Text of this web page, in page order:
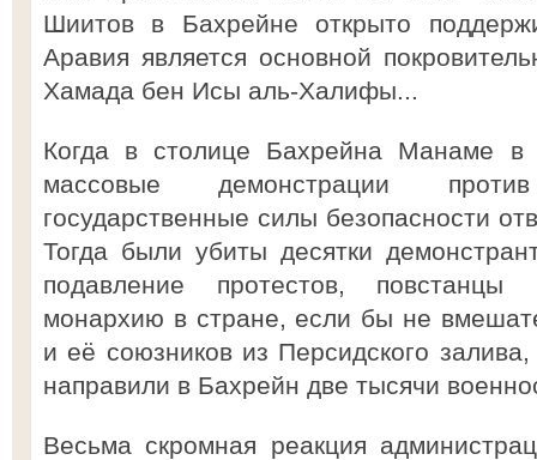
Шиитов в Бахрейне открыто
Аравия является основной
Хамада бен Исы аль-Халифы...
Когда в столице Бахрейна Манаме
массовые демонстрации
государственные силы безопасности
Тогда были убиты десятки
подавление протестов, повстанцы
монархию в стране, если бы не
и её союзников из Персидского
направили в Бахрейн две тысячи
Весьма скромная реакция